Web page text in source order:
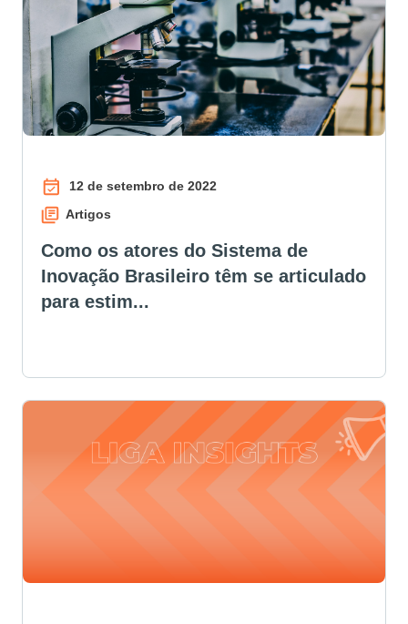
12 de setembro de 2022
Artigos
Como os atores do Sistema de
Inovação Brasileiro têm se articulado
para estim...